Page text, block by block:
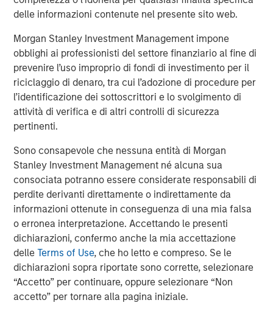
delle informazioni contenute nel presente sito web.
Morgan Stanley Investment Management impone
obblighi ai professionisti del settore finanziario al fine di
prevenire l’uso improprio di fondi di investimento per il
riciclaggio di denaro, tra cui l’adozione di procedure per
l’identificazione dei sottoscrittori e lo svolgimento di
attività di verifica e di altri controlli di sicurezza
pertinenti.
Sono consapevole che nessuna entità di Morgan
Stanley Investment Management né alcuna sua
consociata potranno essere considerate responsabili di
perdite derivanti direttamente o indirettamente da
informazioni ottenute in conseguenza di una mia falsa
o erronea interpretazione. Accettando le presenti
dichiarazioni, confermo anche la mia accettazione
delleTerms of Use, che ho letto e compreso. Se le
dichiarazioni sopra riportate sono corrette, selezionare
“Accetto” per continuare, oppure selezionare “Non
accetto” per tornare alla pagina iniziale.
market position is very promising. We are excited to
success.”
About Morgan Stanley Expansion Capital
Morgan Stanley Expansion Capital is the growth-focused
private investment platform within Morgan Stanley
Investment Management. Morgan Stanley Expansion
Capital targets growth equity and credit investments
within technology, healthcare, consumer, digital media
and other high growth sectors. For over three decades,
Morgan Stanley Expansion Capital has successfully
pursued growth investment opportunities and has
completed investments in over 190 companies
leveraging the global brand and network of Morgan
Stanley. For further information about Morgan Stanley
Expansion Capital, please
visitwww.morganstanley.com/im/expansioncapital.
About Samanage
Samanage, the service success company, is the most